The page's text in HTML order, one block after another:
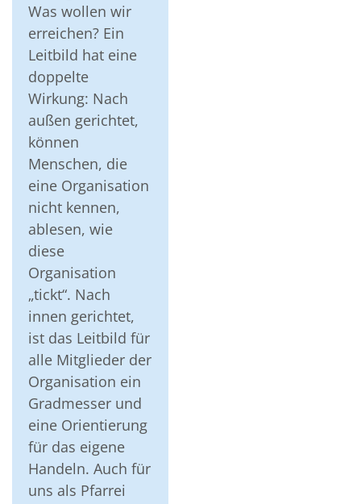
Was wollen wir
erreichen? Ein
Leitbild hat eine
doppelte
Wirkung: Nach
außen gerichtet,
können
Menschen, die
eine Organisation
nicht kennen,
ablesen, wie
diese
Organisation
„tickt“. Nach
innen gerichtet,
ist das Leitbild für
alle Mitglieder der
Organisation ein
Gradmesser und
eine Orientierung
für das eigene
Handeln. Auch für
uns als Pfarrei